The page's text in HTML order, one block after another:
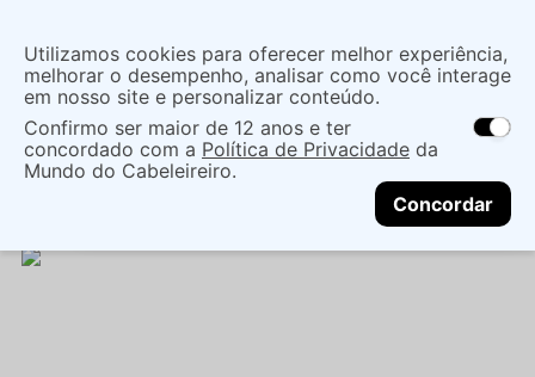
localização
As ofertas e opções de entrega variam de
acordo com a região.Não sei meu CEP
CONTINUAR
O que você procura?
Maquiagem Boca
Gloss E Brilho Labial
BRILHO LABIAL SOMBRA E DELINEADOR BRUNA
TAVARES SPACE ALIEN NEON - BRUNA TAVARES
Utilizamos cookies para oferecer melhor experiência,
melhorar o desempenho, analisar como você interage
em nosso site e personalizar conteúdo.
Confirmo ser maior de 12 anos e ter
concordado com a Política de Privacidade da
Mundo do Cabeleireiro.
Concordar